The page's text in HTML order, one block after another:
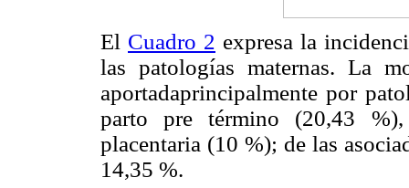
El Cuadro 2 expresa la
las patologías maternas. La
aportadaprincipalmente por
parto pre término (20,43 %),
placentaria (10 %); de las
14,35 %.